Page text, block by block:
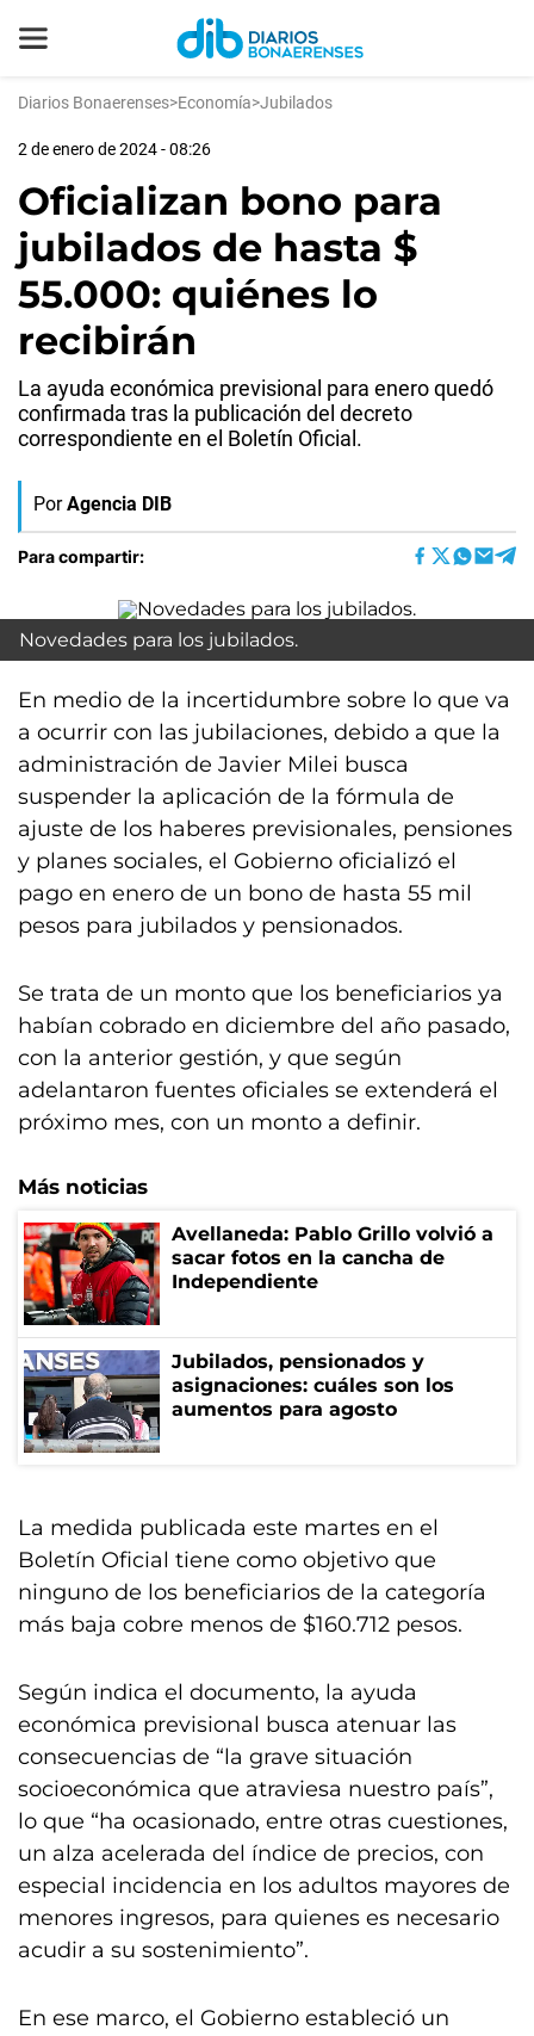
Diarios Bonaerenses>Economía>Jubilados
2 de enero de 2024 - 08:26
Oficializan bono para
jubilados de hasta $
55.000: quiénes lo
recibirán
La ayuda económica previsional para enero quedó
confirmada tras la publicación del decreto
correspondiente en el Boletín Oficial.
Por Agencia DIB
Para compartir:
Novedades para los jubilados.
En medio de la incertidumbre sobre lo que va
a ocurrir con las jubilaciones, debido a que la
administración de Javier Milei busca
suspender la aplicación de la fórmula de
ajuste de los haberes previsionales, pensiones
y planes sociales, el Gobierno oficializó el
pago en enero de un bono de hasta 55 mil
pesos para jubilados y pensionados.
Se trata de un monto que los beneficiarios ya
habían cobrado en diciembre del año pasado,
con la anterior gestión, y que según
adelantaron fuentes oficiales se extenderá el
próximo mes, con un monto a definir.
Más noticias
Avellaneda: Pablo Grillo volvió a
sacar fotos en la cancha de
Independiente
Jubilados, pensionados y
asignaciones: cuáles son los
aumentos para agosto
La medida publicada este martes en el
Boletín Oficial tiene como objetivo que
ninguno de los beneficiarios de la categoría
más baja cobre menos de $160.712 pesos.
Según indica el documento, la ayuda
económica previsional busca atenuar las
consecuencias de “la grave situación
socioeconómica que atraviesa nuestro país”,
lo que “ha ocasionado, entre otras cuestiones,
un alza acelerada del índice de precios, con
especial incidencia en los adultos mayores de
menores ingresos, para quienes es necesario
acudir a su sostenimiento”.
En ese marco, el Gobierno estableció un